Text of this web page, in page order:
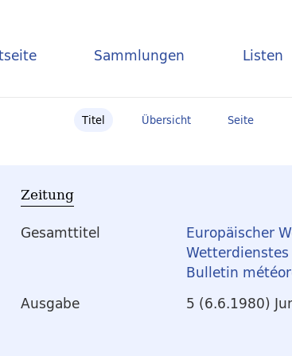
Sammlungen Listen
Titel Übersicht Seite
Zeitung
Gesamttitel
Europäischer
Bulletin
Ausgabe
5 (6.6.1980)